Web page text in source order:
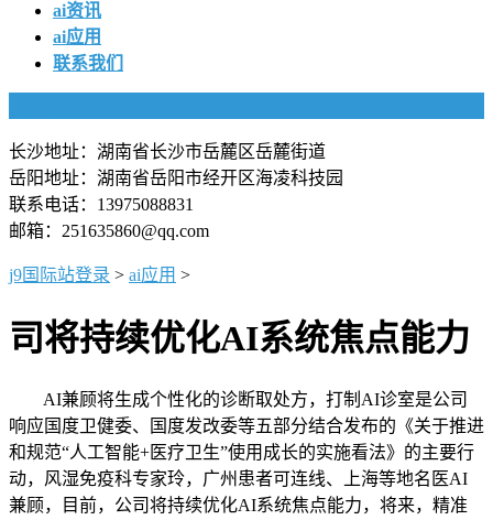
ai资讯
ai应用
联系我们
长沙地址：湖南省长沙市岳麓区岳麓街道
岳阳地址：湖南省岳阳市经开区海凌科技园
联系电话：13975088831
邮箱：251635860@qq.com
j9国际站登录 > ai应用 >
司将持续优化AI系统焦点能力
AI兼顾将生成个性化的诊断取处方，打制AI诊室是公司
响应国度卫健委、国度发改委等五部分结合发布的《关于推进
和规范“人工智能+医疗卫生”使用成长的实施看法》的主要行
动，风湿免疫科专家玲，广州患者可连线、上海等地名医AI
兼顾，目前，公司将持续优化AI系统焦点能力，将来，精准